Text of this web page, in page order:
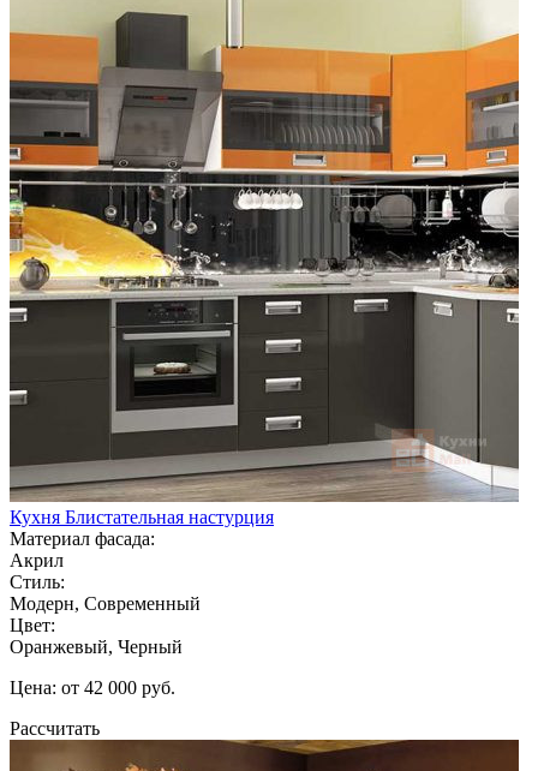
Кухня Блистательная настурция
Материал фасада:
Акрил
Стиль:
Модерн, Современный
Цвет:
Оранжевый, Черный
Цена: от 42 000 руб.
Рассчитать